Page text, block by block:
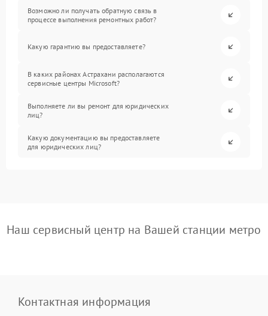
Возможно ли получать обратную связь в
процессе выполнения ремонтных работ?
Какую гарантию вы предоставляете?
В каких районах Астрахани располагаются
сервисные центры Microsoft?
Выполняете ли вы ремонт для юридических
лиц?
Какую документацию вы предоставляете
для юридических лиц?
Наш сервисный центр на Вашей станции метро
Контактная информация